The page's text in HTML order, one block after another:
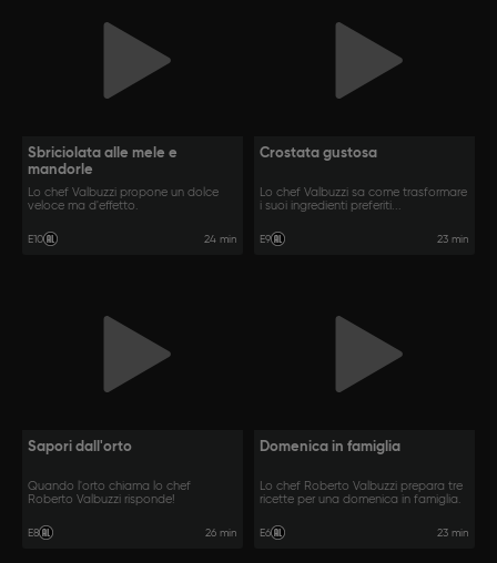
Sbriciolata alle mele e
mandorle
Lo chef Valbuzzi propone un dolce
veloce ma d'effetto.
E10 24 min
Crostata gustosa
Lo chef Valbuzzi sa come trasformare
i suoi ingredienti preferiti...
E9 23 min
Sapori dall'orto
Quando l'orto chiama lo chef
Roberto Valbuzzi risponde!
E8 26 min
Domenica in famiglia
Lo chef Roberto Valbuzzi prepara tre
ricette per una domenica in famiglia.
E6 23 min